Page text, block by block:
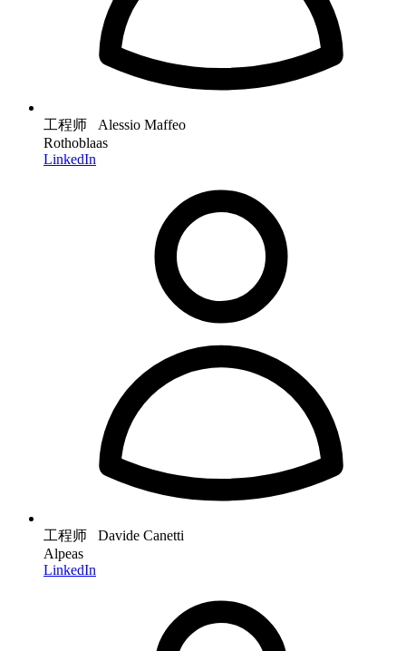
工程师 Alessio Maffeo
Rothoblaas
LinkedIn
工程师 Davide Canetti
Alpeas
LinkedIn